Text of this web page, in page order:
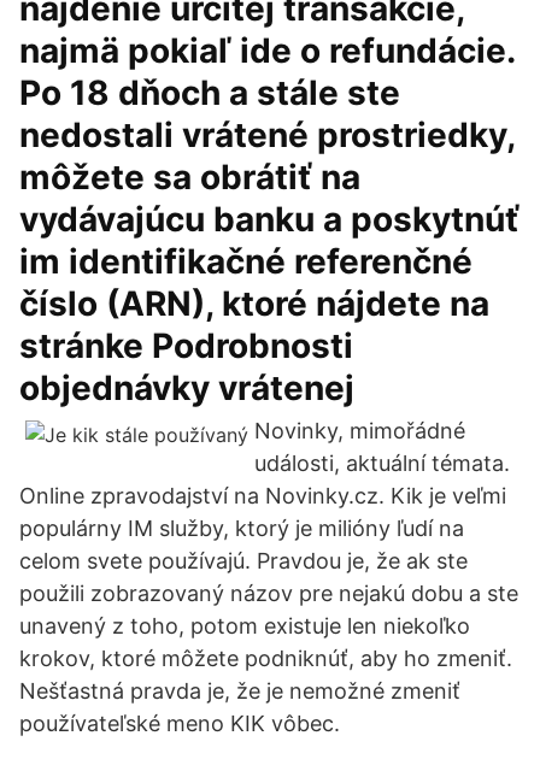
nájdenie určitej transakcie,
najmä pokiaľ ide o refundácie.
Po 18 dňoch a stále ste
nedostali vrátené prostriedky,
môžete sa obrátiť na
vydávajúcu banku a poskytnúť
im identifikačné referenčné
číslo (ARN), ktoré nájdete na
stránke Podrobnosti
objednávky vrátenej
Novinky, mimořádné
události, aktuální témata.
Online zpravodajství na Novinky.cz. Kik je veľmi
populárny IM služby, ktorý je milióny ľudí na
celom svete používajú. Pravdou je, že ak ste
použili zobrazovaný názov pre nejakú dobu a ste
unavený z toho, potom existuje len niekoľko
krokov, ktoré môžete podniknúť, aby ho zmeniť.
Nešťastná pravda je, že je nemožné zmeniť
používateľské meno KIK vôbec.